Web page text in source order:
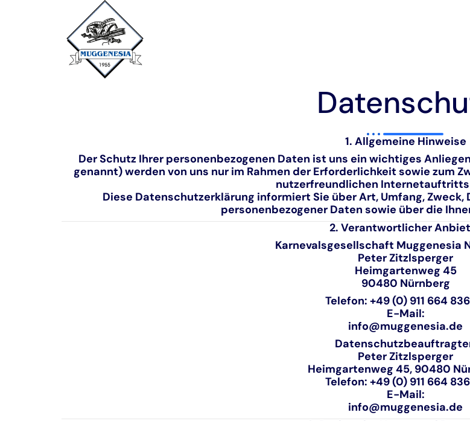
1. Allgemeine Hinweise
Der Schutz Ihrer personenbezogenen Daten ist uns ein wichtiges
genannt) werden von uns nur im Rahmen der Erforderlichkeit sowie zum
nutzerfreundlichen
Diese Datenschutzerklärung informiert Sie über Art, Umfang,
personenbezogener Daten sowie über die
2. Verantwortlicher
Karnevalsgesellschaft Muggenesia
Peter Zitzlsperger
Heimgartenweg 45
90480 Nürnberg
Telefon: +49 (0) 911 664
E-Mail:
info@muggenesia.de
Peter Zitzlsperger
Heimgartenweg 45, 90480
Telefon: +49 (0) 911 664
E-Mail:
info@muggenesia.de